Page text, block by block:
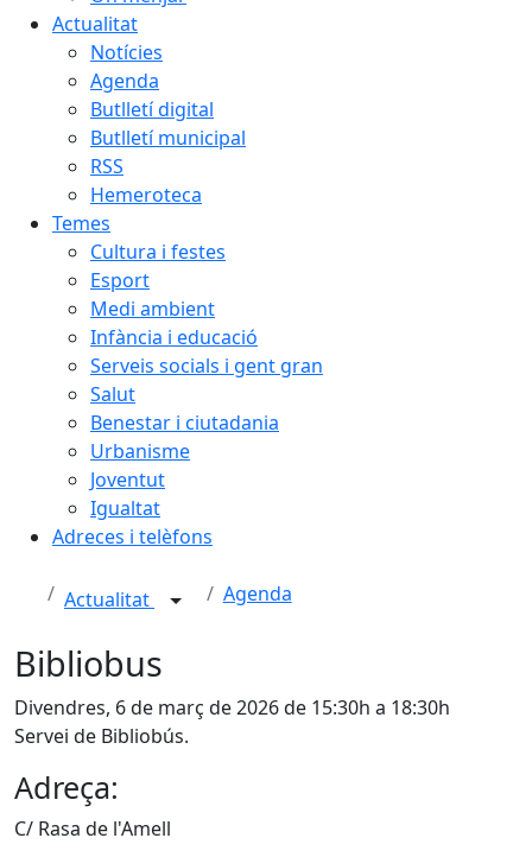
Actualitat
Notícies
Agenda
Butlletí digital
Butlletí municipal
RSS
Hemeroteca
Temes
Cultura i festes
Esport
Medi ambient
Infància i educació
Serveis socials i gent gran
Salut
Benestar i ciutadania
Urbanisme
Joventut
Igualtat
Adreces i telèfons
Actualitat Agenda
Bibliobus
Divendres, 6 de març de 2026 de 15:30h a 18:30h
Servei de Bibliobús.
Adreça:
C/ Rasa de l'Amell